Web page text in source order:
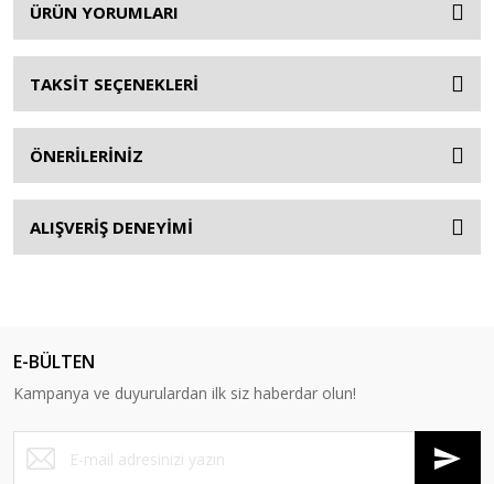
ÜRÜN YORUMLARI
TAKSİT SEÇENEKLERİ
ÖNERİLERİNİZ
ALIŞVERİŞ DENEYİMİ
E-BÜLTEN
Kampanya ve duyurulardan ilk siz haberdar olun!